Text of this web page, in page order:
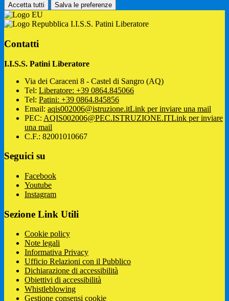
Accetta tutti Salva le preferenze
I.I.S.S. Patini Liberatore
Contatti
I.I.S.S. Patini Liberatore
Via dei Caraceni 8 - Castel di Sangro (AQ)
Tel: Liberatore: +39 0864.845066
Tel: Patini: +39 0864.845856
Email: aqis002006@istruzione.itLink per inviare una mail
PEC: AQIS002006@PEC.ISTRUZIONE.ITLink per inviare
una mail
C.F.: 82001010667
Seguici su
Facebook
Youtube
Instagram
Sezione Link Utili
Cookie policy
Note legali
Informativa Privacy
Ufficio Relazioni con il Pubblico
Dichiarazione di accessibilità
Obiettivi di accessibilità
Whistleblowing
Gestione consensi cookie